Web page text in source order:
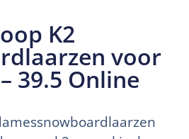
K2
voor
39.5 Online